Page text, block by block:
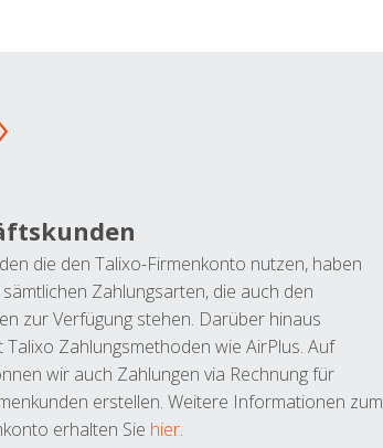
die den Talixo-Firmenkonto nutzen, haben
Zahlungsarten, die auch den
zur Verfügung stehen. Darüber hinaus
Zahlungsmethoden wie AirPlus. Auf
wir auch Zahlungen via Rechnung für
erstellen. Weitere Informationen zum
erhalten Sie hier.